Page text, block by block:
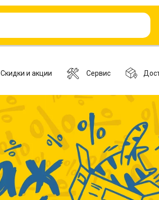
Скидки и акции Сервис